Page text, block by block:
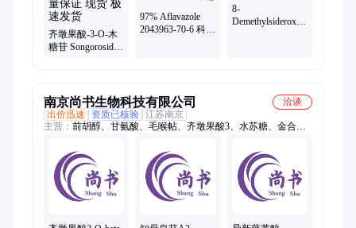
齐墩果酸-3-O-木
糖苷 Songoroside
货
97% Aflavazole
2043963-70-6 科研
8-
Demethylsideroxylin
南京尚书生物科技有限公司
洽谈
出价迅速
资质已核验 江苏南京
主营： 前胡醇、甘氨酸、毛喉帖、齐墩果酸3、水苏糖、金合
香、高良姜、绵子糖、紫苏葶、女贞子、紫苏烯、旋复花、肌氨
酸、双黄酮、松脂素、甲乙基、棉花素、褪黑素、鸡骨香